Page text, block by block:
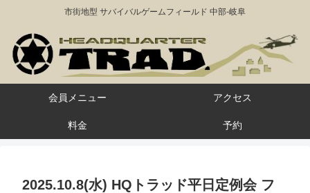
市街地型 サバイバルゲームフィールド 中部-岐阜
会員メニュー アクセス
料金 予約
2025.10.8(水) HQトラッド平日定例会 フ